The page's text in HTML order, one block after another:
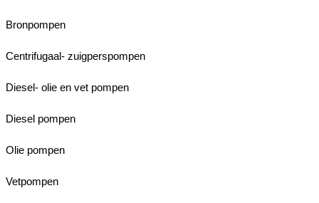
Bronpompen
Centrifugaal- zuigperspompen
Diesel- olie en vet pompen
Diesel pompen
Olie pompen
Vetpompen